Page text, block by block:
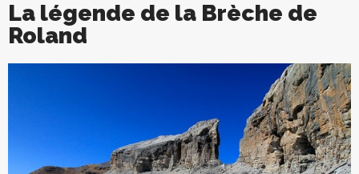
La légende de la Brèche de
Roland